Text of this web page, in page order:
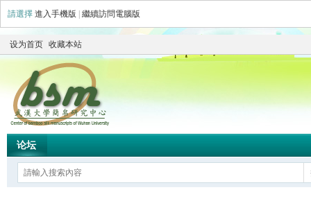
請選擇 進入手機版 繼續訪問電腦版
设为首页 收藏本站
论坛